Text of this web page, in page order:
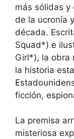
más sólidas
de la ucronía
década.
Squad*) e
Girl*), la obra
la historia
ficción,
La premisa
misteriosa